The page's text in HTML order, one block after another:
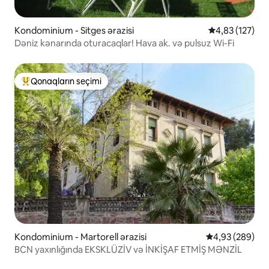
Kondominium - Sitges ərazisi Ortalama
4,83 (127)
Dəniz kənarında oturacaqlar! Hava ak. və pulsuz Wi-Fi
Populyar "Qonaqların seçimi"
Qonaqların seçimi
Kondominium - Martorell ərazisi Ortalama
4,93 (289)
BCN yaxınlığında EKSKLÜZİV və İNKİŞAF ETMİŞ MƏNZİL